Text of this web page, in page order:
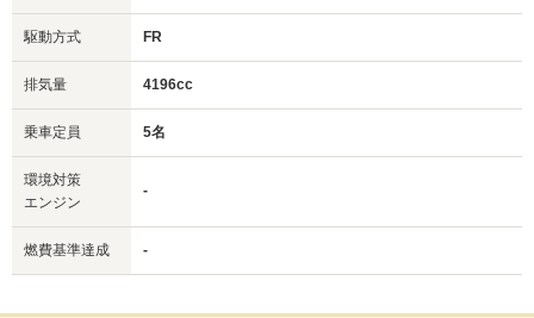
駆動方式 FR
排気量 4196cc
乗車定員 5名
環境対策
エンジン
-
燃費基準達成 -